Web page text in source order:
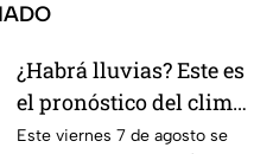
¿Habrá lluvias? Este es
el pronóstico del clima
en Aguascalientes HOY
Este viernes 7 de agosto se